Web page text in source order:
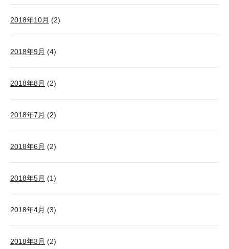
2018年10月 (2)
2018年9月 (4)
2018年8月 (2)
2018年7月 (2)
2018年6月 (2)
2018年5月 (1)
2018年4月 (3)
2018年3月 (2)